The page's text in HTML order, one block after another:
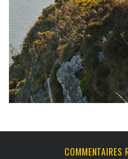
COMMENTAIRES
h
f
o
r
: